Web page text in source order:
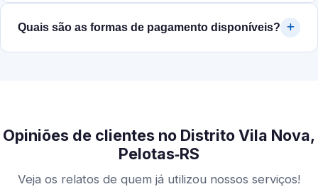
Quais são as formas de pagamento disponíveis?
Opiniões de clientes no Distrito Vila Nova,
Pelotas‑RS
Veja os relatos de quem já utilizou nossos serviços!